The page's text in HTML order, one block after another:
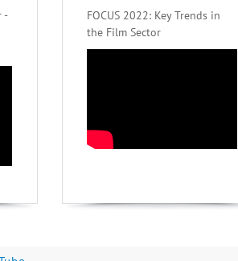
-
FOCUS 2022: Key Trends in
the Film Sector